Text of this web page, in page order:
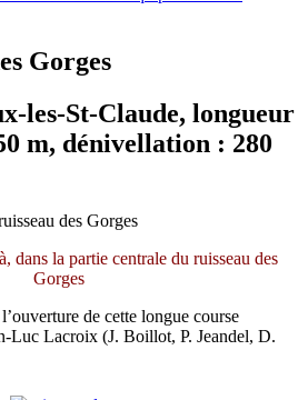
Gorges
les-St-Claude, longueur
m, dénivellation : 280
dans la partie centrale du ruisseau des
Gorges
de cette longue course
Luc Lacroix (J. Boillot, P. Jeandel, D.